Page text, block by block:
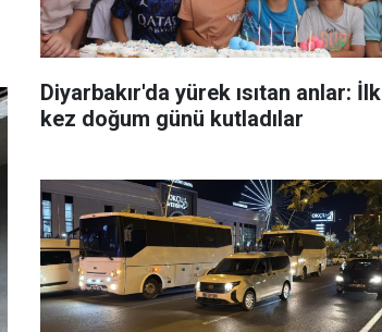
Diyarbakır'da yürek ısıtan anlar: İlk
kez doğum günü kutladılar